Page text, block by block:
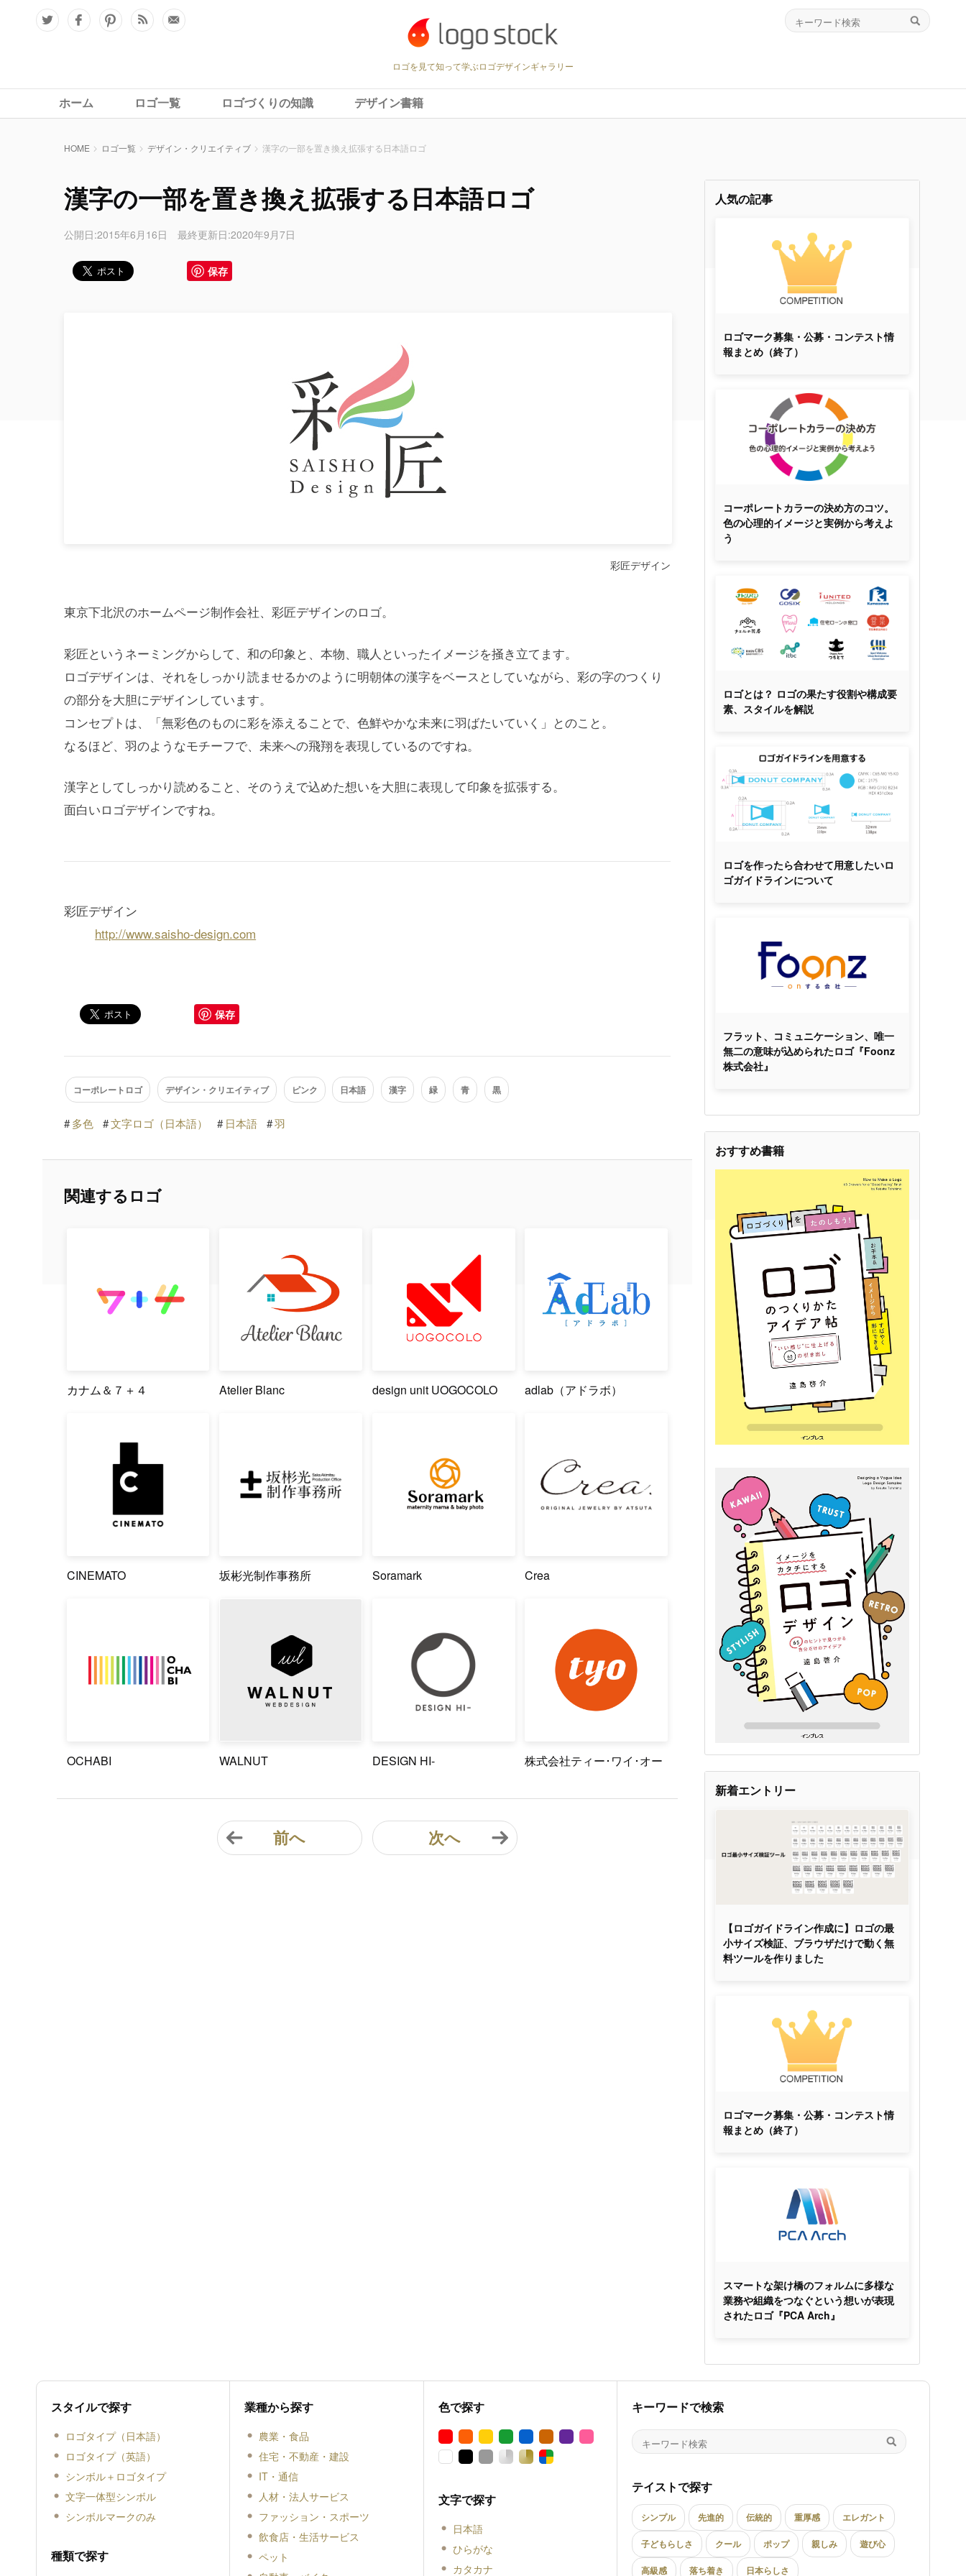
ロゴを見て知って学ぶロゴデザインギャラリー
ホーム ロゴ一覧 ロゴづくりの知識 デザイン書籍
HOME ロゴ一覧 デザイン・クリエイティブ 漢字の一部を置き換え拡張する日本語ロゴ
漢字の一部を置き換え拡張する日本語ロゴ
公開日:2015年6月16日 最終更新日:2020年9月7日
保存
彩匠デザイン
東京下北沢のホームページ制作会社、彩匠デザインのロゴ。
彩匠というネーミングからして、和の印象と、本物、職人といったイメージを掻き立てます。
ロゴデザインは、それをしっかり読ませるかのように明朝体の漢字をベースとしていながら、彩の字のつくり
の部分を大胆にデザインしています。
コンセプトは、「無彩色のものに彩を添えることで、色鮮やかな未来に羽ばたいていく」とのこと。
なるほど、羽のようなモチーフで、未来への飛翔を表現しているのですね。
漢字としてしっかり読めること、そのうえで込めた想いを大胆に表現して印象を拡張する。
面白いロゴデザインですね。
彩匠デザイン
http://www.saisho-design.com
保存
コーポレートロゴ デザイン・クリエイティブ ピンク 日本語 漢字 緑 青 黒
# 多色 #文字ロゴ（日本語） # 日本語 #羽
関連するロゴ
カナム＆７＋４ Atelier Blanc design unit UOGOCOLO adlab（アドラボ）
CINEMATO 坂彬光制作事務所 Soramark Crea
OCHABI WALNUT DESIGN HI- 株式会社ティー･ワイ･オー
前へ 次へ
人気の記事
ロゴマーク募集・公募・コンテスト情
報まとめ（終了）
コーポレートカラーの決め方のコツ。
色の心理的イメージと実例から考えよ
う
ロゴとは？ ロゴの果たす役割や構成要
素、スタイルを解説
ロゴを作ったら合わせて用意したいロ
ゴガイドラインについて
フラット、コミュニケーション、唯一
無二の意味が込められたロゴ『Foonz
株式会社』
おすすめ書籍
新着エントリー
【ロゴガイドライン作成に】ロゴの最
小サイズ検証、ブラウザだけで動く無
料ツールを作りました
ロゴマーク募集・公募・コンテスト情
報まとめ（終了）
スマートな架け橋のフォルムに多様な
業務や組織をつなぐという想いが表現
されたロゴ『PCA Arch』
スタイルで探す
ロゴタイプ（日本語）
ロゴタイプ（英語）
シンボル＋ロゴタイプ
文字一体型シンボル
シンボルマークのみ
種類で探す
業種から探す
農業・食品
住宅・不動産・建設
IT・通信
人材・法人サービス
ファッション・スポーツ
飲食店・生活サービス
ペット
色で探す
文字で探す
日本語
ひらがな
カタカナ
キーワードで検索
テイストで探す
シンプル 先進的 伝統的 重厚感 エレガント
子どもらしさ クール ポップ 親しみ 遊び心
高級感 落ち着き 日本らしさ